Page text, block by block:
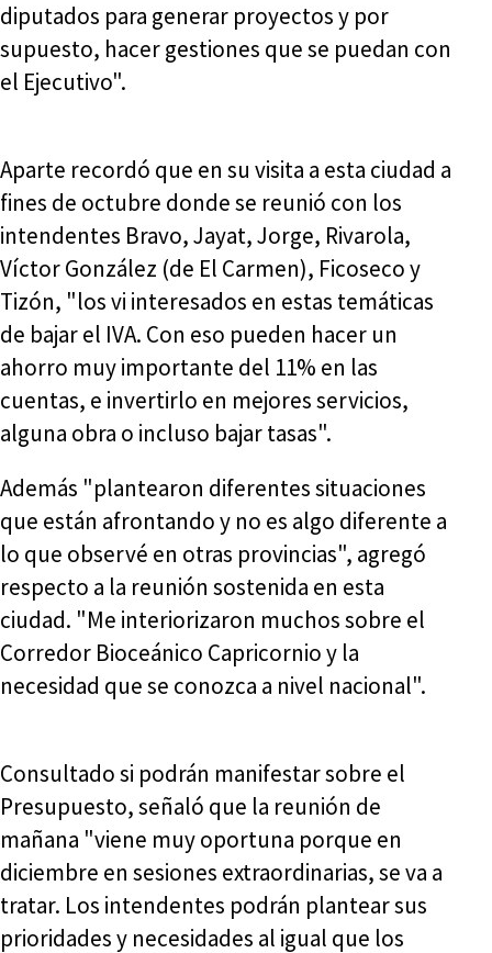
diputados para generar proyectos y por
supuesto, hacer gestiones que se puedan con
el Ejecutivo".
Aparte recordó que en su visita a esta ciudad a
fines de octubre donde se reunió con los
intendentes Bravo, Jayat, Jorge, Rivarola,
Víctor González (de El Carmen), Ficoseco y
Tizón, "los vi interesados en estas temáticas
de bajar el IVA. Con eso pueden hacer un
ahorro muy importante del 11% en las
cuentas, e invertirlo en mejores servicios,
alguna obra o incluso bajar tasas".
Además "plantearon diferentes situaciones
que están afrontando y no es algo diferente a
lo que observé en otras provincias", agregó
respecto a la reunión sostenida en esta
ciudad. "Me interiorizaron muchos sobre el
Corredor Bioceánico Capricornio y la
necesidad que se conozca a nivel nacional".
Consultado si podrán manifestar sobre el
Presupuesto, señaló que la reunión de
mañana "viene muy oportuna porque en
diciembre en sesiones extraordinarias, se va a
tratar. Los intendentes podrán plantear sus
prioridades y necesidades al igual que los